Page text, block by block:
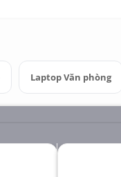
Laptop Văn phòng